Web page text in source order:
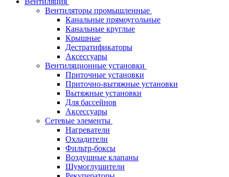
Вентиляторы промышленные
Канальные прямоугольные
Канальные круглые
Крышные
Дестратификаторы
Аксессуары
Вентиляционные установки
Приточные установки
Приточно-вытяжные установки
Вытяжные установки
Для бассейнов
Аксессуары
Сетевые элементы
Нагреватели
Охладители
Фильтр-боксы
Воздушные клапаны
Шумоглушители